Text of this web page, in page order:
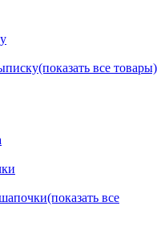
(показать все товары)
(показать все